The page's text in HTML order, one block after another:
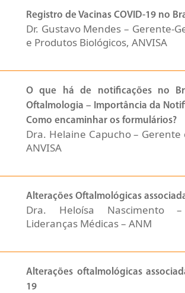
Registro de Vacinas COVID-19 no
Dr. Gustavo Mendes – Gerente-
e Produtos Biológicos, ANVISA
O que há de notificações no
Oftalmologia – Importância da
Como encaminhar os formulários?
Dra. Helaine Capucho –
ANVISA
Alterações Oftalmológicas
Dra. Heloísa Nascimento
Lideranças Médicas – ANM
Alterações oftalmológicas
19